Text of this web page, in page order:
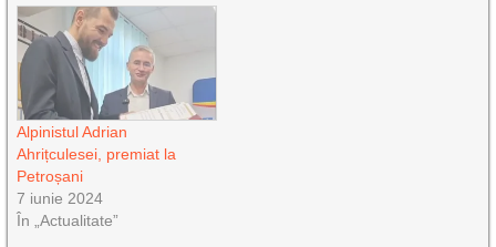
Alpinistul Adrian
Ahrițculesei, premiat la
Petroșani
7 iunie 2024
În „Actualitate”